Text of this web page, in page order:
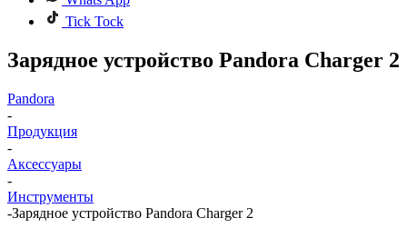
Tick Tock
Зарядное устройство Pandora Charger 2
Pandora
-
Продукция
-
Аксессуары
-
Инструменты
-Зарядное устройство Pandora Charger 2